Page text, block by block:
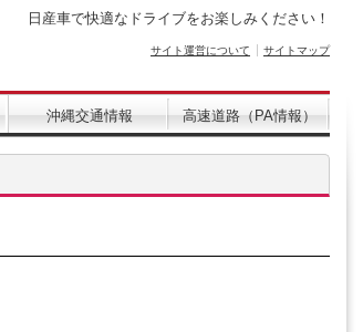
日産車で快適なドライブをお楽しみください！
サイト運営について サイトマップ
沖縄交通情報 高速道路（PA情報）